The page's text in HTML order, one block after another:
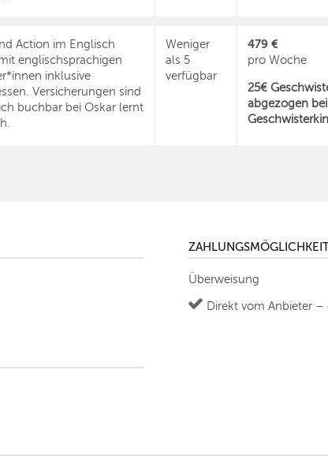
Action im Englisch
englischsprachigen
inklusive
Versicherungen sind
buchbar bei Oskar lernt
Weniger
als 5
verfügbar
479 €
pro Woche
25€
abgezogen
Überweisung
Direkt vom Anbieter –